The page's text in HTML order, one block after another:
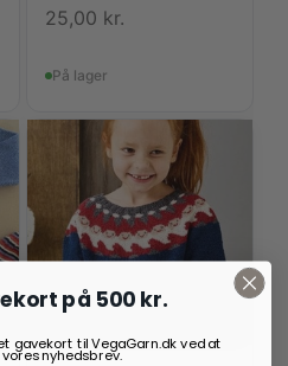
25,00 kr.
På lager
på 500 kr.
gavekort til VegaGarn.dk ved at
nyhedsbrev.